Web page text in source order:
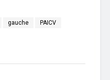
gauche PAICV